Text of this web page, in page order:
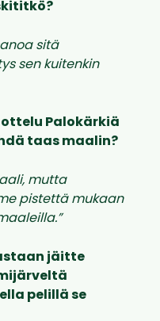
sitä
sen kuitenkin
Palokärkiä
taas maalin?
mutta
pistettä mukaan
jäitte
pelillä se